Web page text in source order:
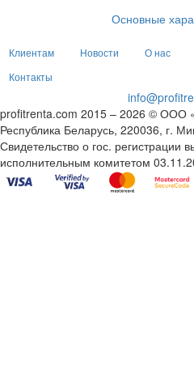
Основные
Клиентам Новости О нас
Контакты
profitrenta.com 2015 – 2026 © ООО
Республика Беларусь, 220036, г.
Свидетельство о гос. регистрации
исполнительным комитетом